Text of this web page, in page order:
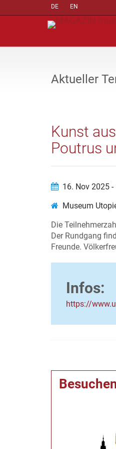
DE EN
Aktueller
Kunst
Poutrus
16. Nov 2025
Museum
Die
Der Rundgang
Freunde.
Infos:
https://